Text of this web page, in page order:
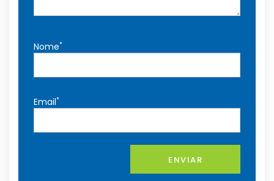
Nome*
Email*
ENVIAR